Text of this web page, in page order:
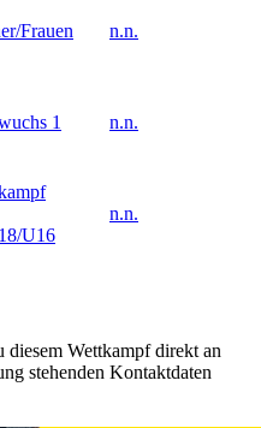
Frauen n.n.
1 n.n.
U16
n.n.
diesem Wettkampf direkt an
stehenden Kontaktdaten